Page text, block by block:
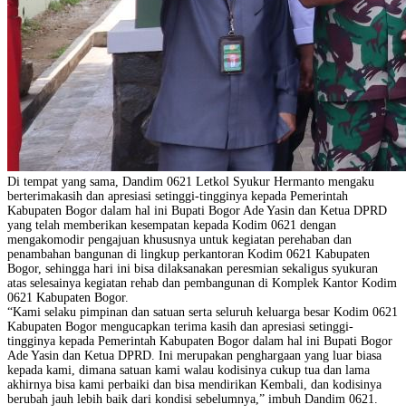
Di tempat yang sama, Dandim 0621 Letkol Syukur Hermanto mengaku
berterimakasih dan apresiasi setinggi-tingginya kepada Pemerintah
Kabupaten Bogor dalam hal ini Bupati Bogor Ade Yasin dan Ketua DPRD
yang telah memberikan kesempatan kepada Kodim 0621 dengan
mengakomodir pengajuan khususnya untuk kegiatan perehaban dan
penambahan bangunan di lingkup perkantoran Kodim 0621 Kabupaten
Bogor, sehingga hari ini bisa dilaksanakan peresmian sekaligus syukuran
atas selesainya kegiatan rehab dan pembangunan di Komplek Kantor Kodim
0621 Kabupaten Bogor.
“Kami selaku pimpinan dan satuan serta seluruh keluarga besar Kodim 0621
Kabupaten Bogor mengucapkan terima kasih dan apresiasi setinggi-
tingginya kepada Pemerintah Kabupaten Bogor dalam hal ini Bupati Bogor
Ade Yasin dan Ketua DPRD. Ini merupakan penghargaan yang luar biasa
kepada kami, dimana satuan kami walau kodisinya cukup tua dan lama
akhirnya bisa kami perbaiki dan bisa mendirikan Kembali, dan kodisinya
berubah jauh lebih baik dari kondisi sebelumnya,” imbuh Dandim 0621.